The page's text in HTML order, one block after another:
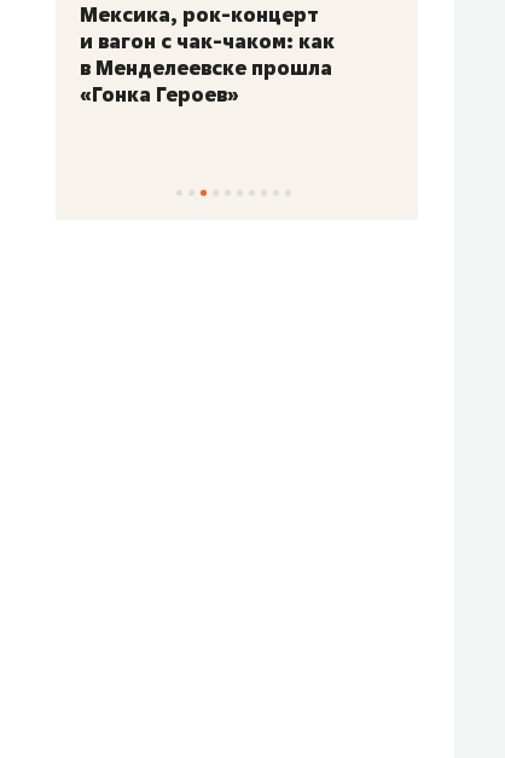
Мексика, рок-концерт
и вагон с чак-чаком: как
в Менделеевске прошла
«Гонка Героев»